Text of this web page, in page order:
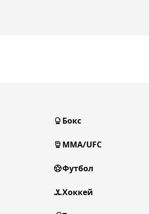
Бокс
MMA/UFC
Футбол
Хоккей